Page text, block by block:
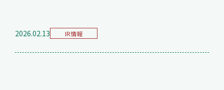
2026.02.13 IR情報